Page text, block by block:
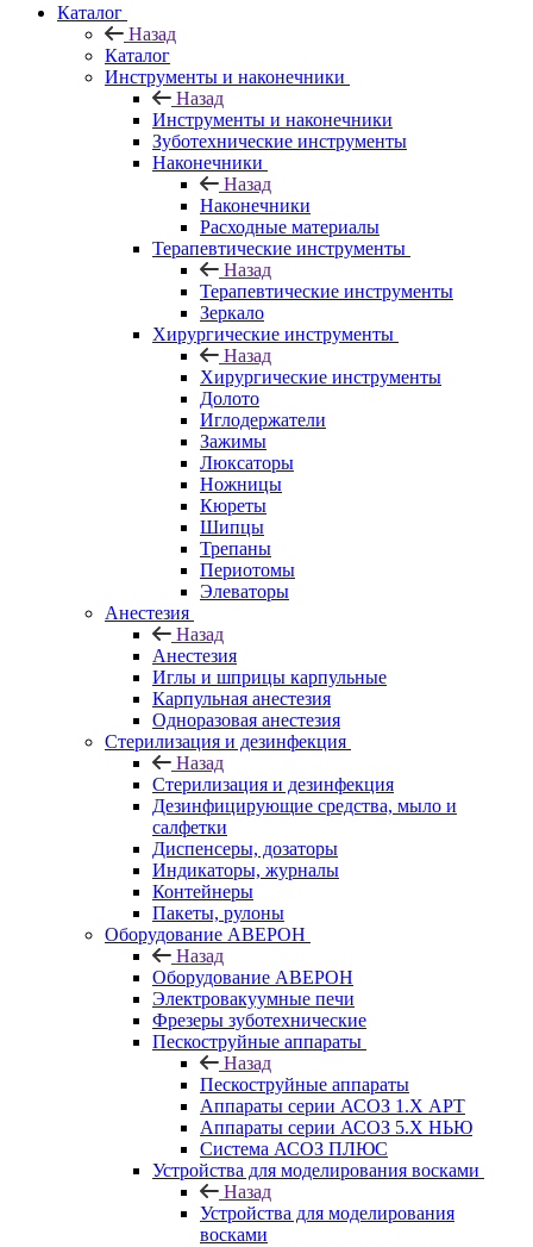
Каталог
Назад
Каталог
Инструменты и наконечники
Назад
Инструменты и наконечники
Зуботехнические инструменты
Наконечники
Назад
Наконечники
Расходные материалы
Терапевтические инструменты
Назад
Терапевтические инструменты
Зеркало
Хирургические инструменты
Назад
Хирургические инструменты
Долото
Иглодержатели
Зажимы
Люксаторы
Ножницы
Кюреты
Шипцы
Трепаны
Периотомы
Элеваторы
Анестезия
Назад
Анестезия
Иглы и шприцы карпульные
Карпульная анестезия
Одноразовая анестезия
Стерилизация и дезинфекция
Назад
Стерилизация и дезинфекция
Дезинфицирующие средства, мыло и
салфетки
Диспенсеры, дозаторы
Индикаторы, журналы
Контейнеры
Пакеты, рулоны
Оборудование АВЕРОН
Назад
Оборудование АВЕРОН
Электровакуумные печи
Фрезеры зуботехнические
Пескоструйные аппараты
Назад
Пескоструйные аппараты
Аппараты серии АСОЗ 1.Х АРТ
Аппараты серии АСОЗ 5.Х НЬЮ
Система АСОЗ ПЛЮС
Устройства для моделирования восками
Назад
Устройства для моделирования
восками